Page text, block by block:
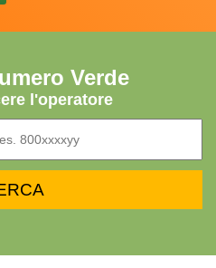
Verde
l'operatore